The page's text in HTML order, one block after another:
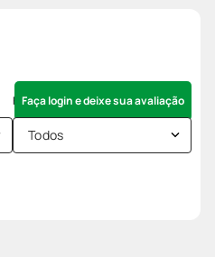
Faça login e deixe sua avaliação
Todos